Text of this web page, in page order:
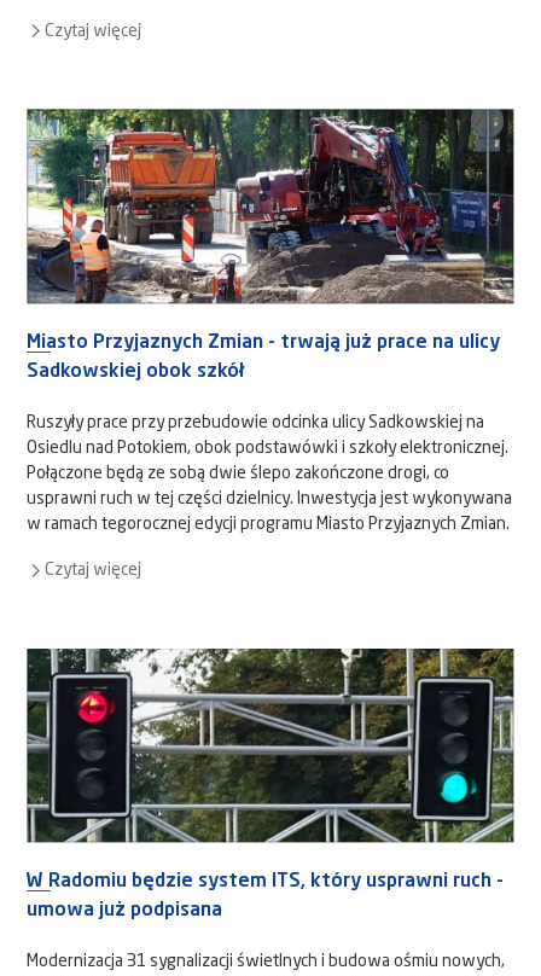
Czytaj więcej
Miasto Przyjaznych Zmian - trwają już prace na ulicy
Sadkowskiej obok szkół
Ruszyły prace przy przebudowie odcinka ulicy Sadkowskiej na
Osiedlu nad Potokiem, obok podstawówki i szkoły elektronicznej.
Połączone będą ze sobą dwie ślepo zakończone drogi, co
usprawni ruch w tej części dzielnicy. Inwestycja jest wykonywana
w ramach tegorocznej edycji programu Miasto Przyjaznych Zmian.
Czytaj więcej
W Radomiu będzie system ITS, który usprawni ruch -
umowa już podpisana
Modernizacja 31 sygnalizacji świetlnych i budowa ośmiu nowych,